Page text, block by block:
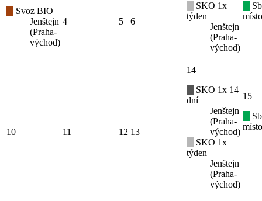
Svoz BIO
Jenštejn
(Praha-
východ)
4 5 6
SKO 1x
týden
Jenštejn
(Praha-
východ)
10 11 12 13
14
SKO 1x 14
dní
Jenštejn
(Praha-
východ)
SKO 1x
týden
Jenštejn
(Praha-
východ)
15